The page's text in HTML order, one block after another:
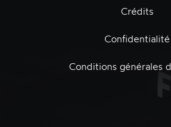
Crédits
Confidentialité
Conditions générales